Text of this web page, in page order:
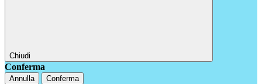
Chiudi
Conferma
Annulla Conferma